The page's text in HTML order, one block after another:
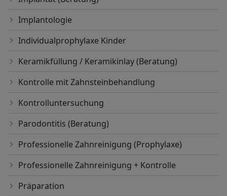
Implantologie
Individualprophylaxe Kinder
Keramikfüllung / Keramikinlay (Beratung)
Kontrolle mit Zahnsteinbehandlung
Kontrolluntersuchung
Parodontitis (Beratung)
Professionelle Zahnreinigung (Prophylaxe)
Professionelle Zahnreinigung + Kontrolle
Präparation